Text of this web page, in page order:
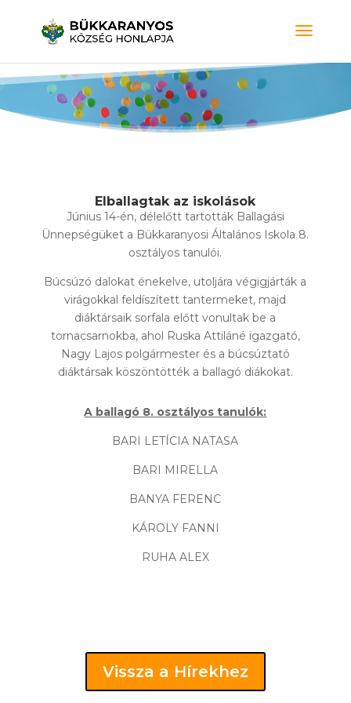
Elballagtak az iskolások
Június 14-én, délelőtt tartották Ballagási
Ünnepségüket a Bükkaranyosi Általános Iskola 8.
osztályos tanulói.
Búcsúzó dalokat énekelve, utoljára végigjárták a
virágokkal feldíszített tantermeket, majd
diáktársaik sorfala előtt vonultak be a
tornacsarnokba, ahol Ruska Attiláné igazgató,
Nagy Lajos polgármester és a búcsúztató
diáktársak köszöntötték a ballagó diákokat.
A ballagó 8. osztályos tanulók:
BARI LETÍCIA NATASA
BARI MIRELLA
BANYA FERENC
KÁROLY FANNI
RUHA ALEX
Vissza a Hírekhez